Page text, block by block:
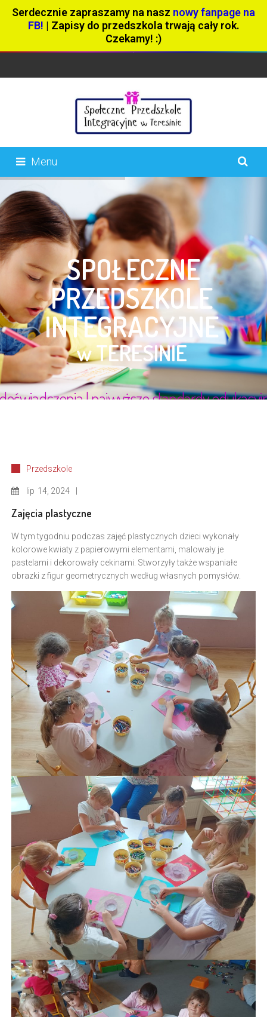
Serdecznie zapraszamy na nasz nowy fanpage na
FB! | Zapisy do przedszkola trwają cały rok.
Czekamy! :)
Menu
Przedszkole
lip 14, 2024
Zajęcia plastyczne
W tym tygodniu podczas zajęć plastycznych dzieci wykonały
kolorowe kwiaty z papierowymi elementami, malowały je
pastelami i dekorowały cekinami. Stworzyły także wspaniałe
obrazki z figur geometrycznych według własnych pomysłów.